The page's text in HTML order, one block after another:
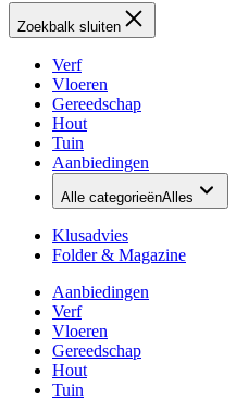
Zoekbalk sluiten
Verf
Vloeren
Gereedschap
Hout
Tuin
Aanbiedingen
Alle categorieënAlles
Klusadvies
Folder & Magazine
Aanbiedingen
Verf
Vloeren
Gereedschap
Hout
Tuin